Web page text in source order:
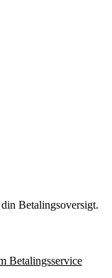
Betalingsoversigt.
Betalingsservice